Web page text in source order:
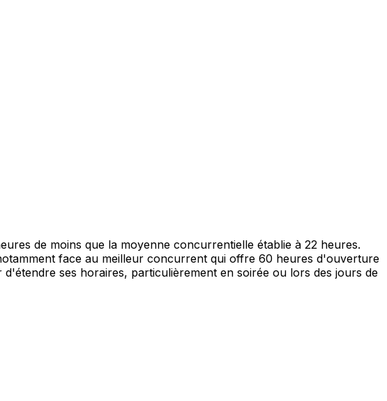
de moins que la moyenne concurrentielle établie à 22 heures.
face au meilleur concurrent qui offre 60 heures d'ouverture
ses horaires, particulièrement en soirée ou lors des jours de